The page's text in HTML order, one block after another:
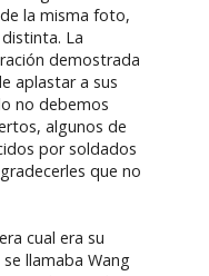
la misma foto,
La
demostrada
aplastar a sus
no debemos
algunos de
por soldados
que no
cual era su
llamaba Wang